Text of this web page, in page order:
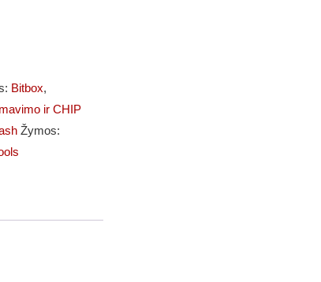
Bitbox,
ir CHIP
Žymos: